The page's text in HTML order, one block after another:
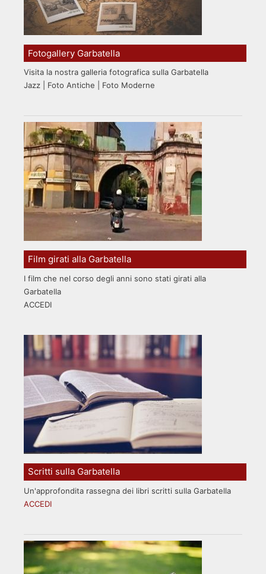
Fotogallery Garbatella
Visita la nostra galleria fotografica sulla Garbatella
Jazz | Foto Antiche | Foto Moderne
Film girati alla Garbatella
I film che nel corso degli anni sono stati girati alla
Garbatella
ACCEDI
Scritti sulla Garbatella
Un'approfondita rassegna dei libri scritti sulla Garbatella
ACCEDI